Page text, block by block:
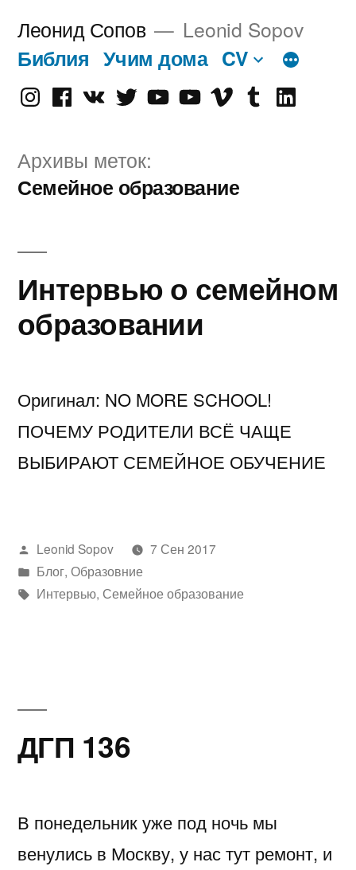
Леонид Сопов Leonid Sopov
Библия Учим дома CV
InstagramFacebook
VK TwitterYoutube
Old Vimeotumblrlinkedin
Архивы меток:
Семейное образование
Интервью о семейном
образовании
Оригинал: NO MORE SCHOOL!
ПОЧЕМУ РОДИТЕЛИ ВСЁ ЧАЩЕ
ВЫБИРАЮТ СЕМЕЙНОЕ ОБУЧЕНИЕ
Написано
автором
Leonid Sopov
7 Сен 2017
Написано
в
Блог, Образовние
Метки:
Интервью, Семейное образование
ДГП 136
В понедельник уже под ночь мы
венулись в Москву, у нас тут ремонт, и